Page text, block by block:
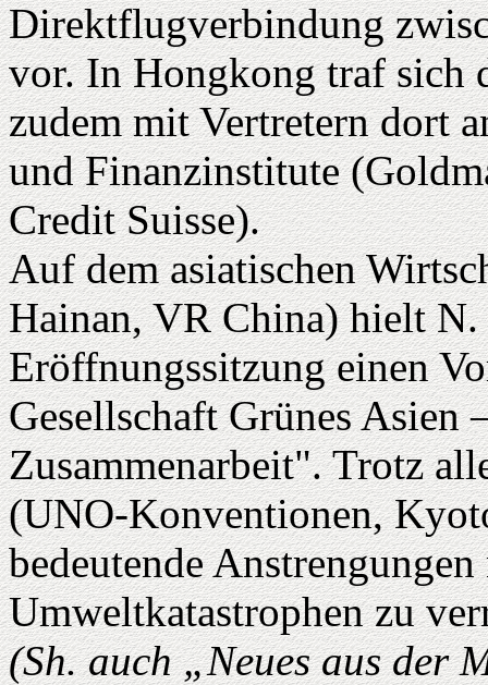
Direktflugverbindung
vor. In Hongkong traf sich
zudem mit Vertretern dort
und Finanzinstitute
Credit Suisse).
Auf dem asiatischen
Hainan, VR China) hielt
Eröffnungssitzung einen
Gesellschaft Grünes
Zusammenarbeit". Trotz
(UNO-Konventionen,
bedeutende
Umweltkatastrophen zu
(Sh. auch „Neues aus der